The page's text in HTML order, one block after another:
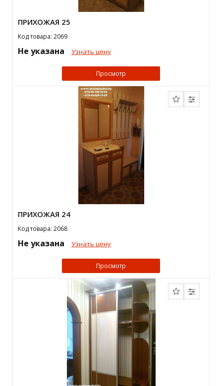
ПРИХОЖАЯ 25
Код товара: 2069
Не указана Узнать цену
Просмотр
ПРИХОЖАЯ 24
Код товара: 2068
Не указана Узнать цену
Просмотр